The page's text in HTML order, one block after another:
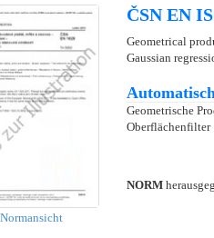
Normansicht
ČSN EN
Geometrical
Gaussian
Geometrische
Oberflächenfilter
NORM